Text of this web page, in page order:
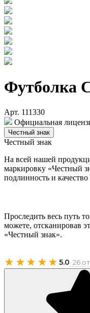
Футболка
Арт. 111330
Официальная
Честный знак
Честный знак
На всей нашей
маркировку «Честный
подлинность и качество
Проследить весь путь
можете, отсканировав
«Честный знак».
★★★★★ 5.0· 26